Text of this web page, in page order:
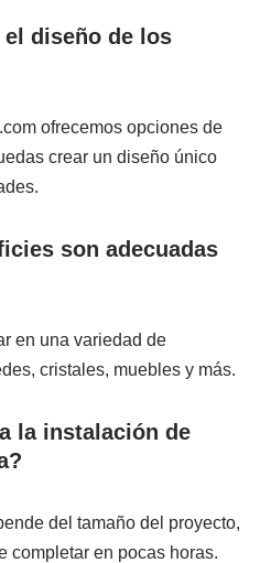
diseño de los
ofrecemos opciones de
crear un diseño único
son adecuadas
en una variedad de
cristales, muebles y más.
la instalación de
del tamaño del proyecto,
completar en pocas horas.